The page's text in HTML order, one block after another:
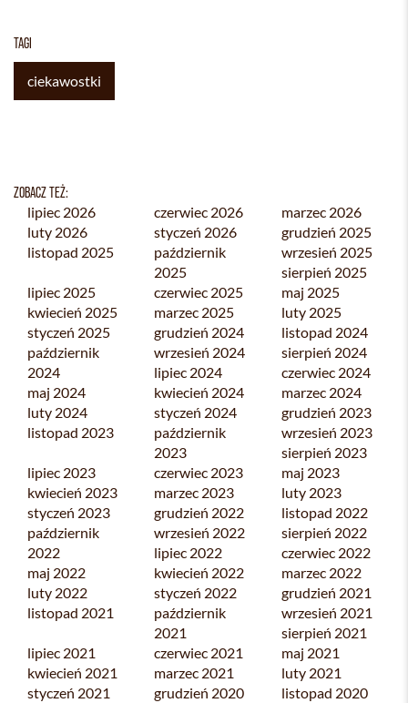
TAGI
ciekawostki
ZOBACZ TEŻ:
lipiec 2026 czerwiec 2026
marzec 2026
luty 2026
styczeń 2026
grudzień 2025
listopad 2025
październik
2025
wrzesień 2025
sierpień 2025
lipiec 2025
czerwiec 2025
maj 2025
kwiecień 2025
marzec 2025
luty 2025
styczeń 2025
grudzień 2024
listopad 2024
październik
2024
wrzesień 2024
sierpień 2024
lipiec 2024
czerwiec 2024
maj 2024
kwiecień 2024
marzec 2024
luty 2024
styczeń 2024
grudzień 2023
listopad 2023
październik
2023
wrzesień 2023
sierpień 2023
lipiec 2023
czerwiec 2023
maj 2023
kwiecień 2023
marzec 2023
luty 2023
styczeń 2023
grudzień 2022
listopad 2022
październik
2022
wrzesień 2022
sierpień 2022
lipiec 2022
czerwiec 2022
maj 2022
kwiecień 2022
marzec 2022
luty 2022
styczeń 2022
grudzień 2021
listopad 2021
październik
2021
wrzesień 2021
sierpień 2021
lipiec 2021
czerwiec 2021
maj 2021
kwiecień 2021
marzec 2021
luty 2021
styczeń 2021
grudzień 2020
listopad 2020